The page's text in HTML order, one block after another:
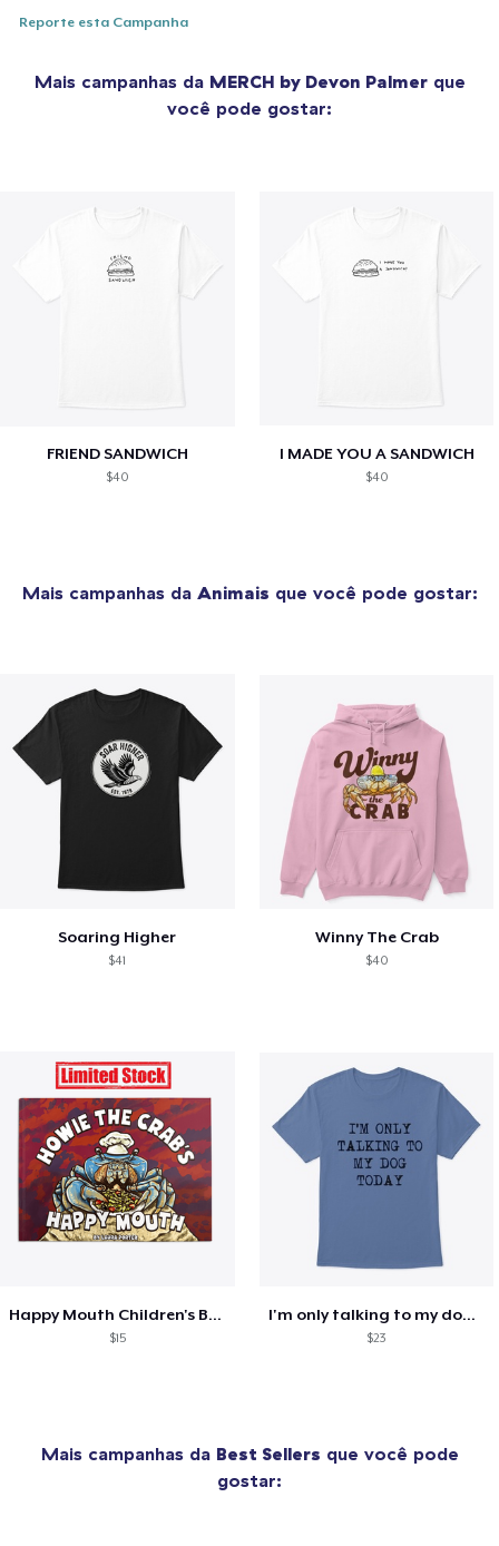
Reporte esta Campanha
Mais campanhas da MERCH by Devon Palmerque
você pode gostar:
FRIEND SANDWICH
$40
I MADE YOU A SANDWICH
$40
Mais campanhas da Animais que você pode gostar:
Soaring Higher
$41
Winny The Crab
$40
Happy Mouth Children's Book
$15
I'm only talking to my dog today
$23
Mais campanhas da Best Sellers que você pode
gostar: